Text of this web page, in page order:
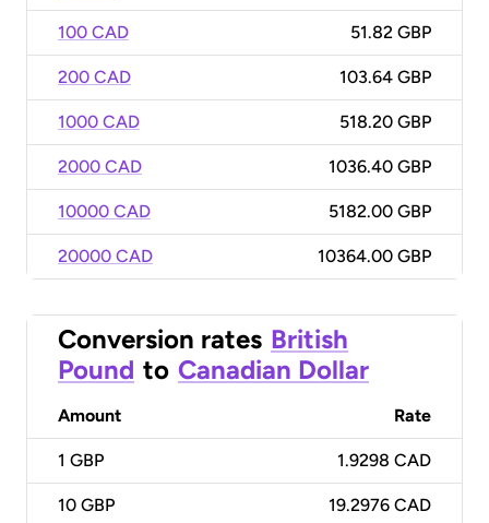
100 CAD 51.82 GBP
200 CAD 103.64 GBP
1000 CAD 518.20 GBP
2000 CAD 1036.40 GBP
10000 CAD 5182.00 GBP
20000 CAD 10364.00 GBP
Conversion rates British
Pound to Canadian Dollar
Amount Rate
1 GBP 1.9298 CAD
10 GBP 19.2976 CAD